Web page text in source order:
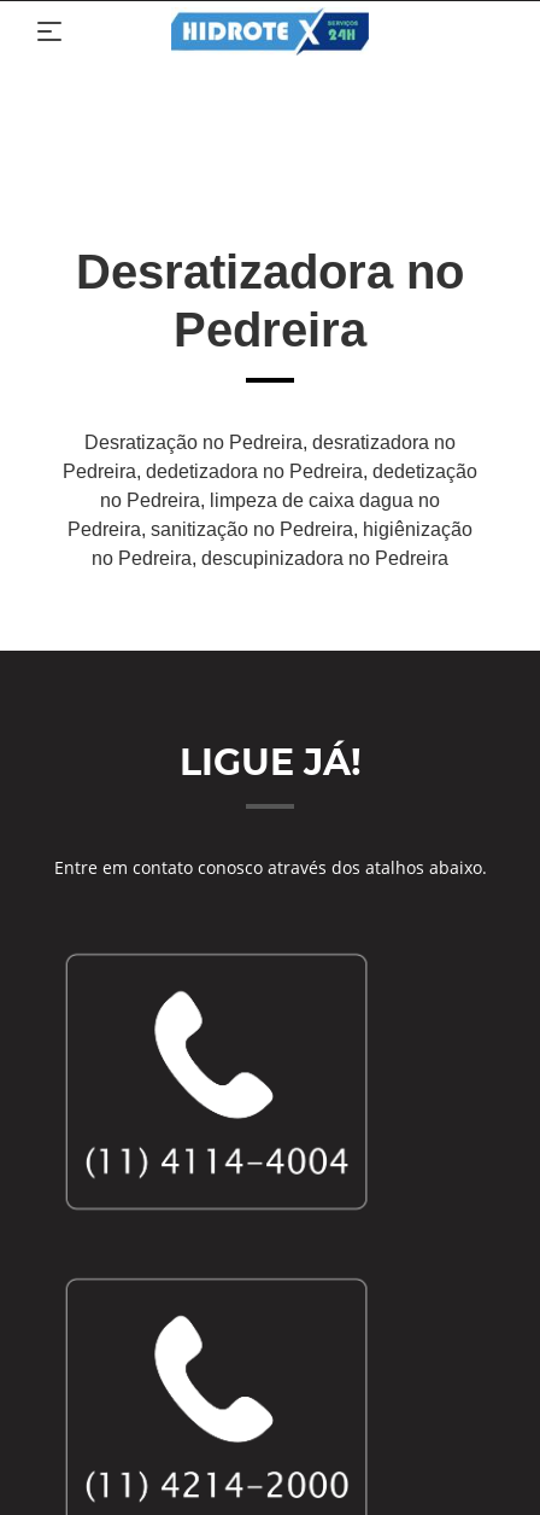
Desratizadora no
Pedreira
Desratização no Pedreira, desratizadora no
Pedreira, dedetizadora no Pedreira, dedetização
no Pedreira, limpeza de caixa dagua no
Pedreira, sanitização no Pedreira, higiênização
no Pedreira, descupinizadora no Pedreira
LIGUE JÁ!
Entre em contato conosco através dos atalhos abaixo.